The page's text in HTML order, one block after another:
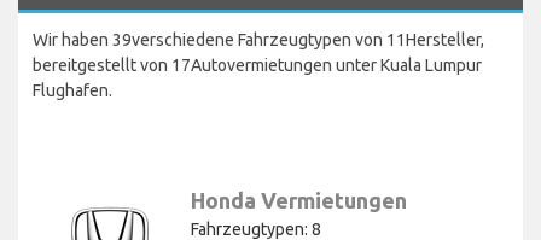
Wir haben 39verschiedene Fahrzeugtypen von 11Hersteller,
bereitgestellt von 17Autovermietungen unter Kuala Lumpur
Flughafen.
Honda Vermietungen
Fahrzeugtypen: 8